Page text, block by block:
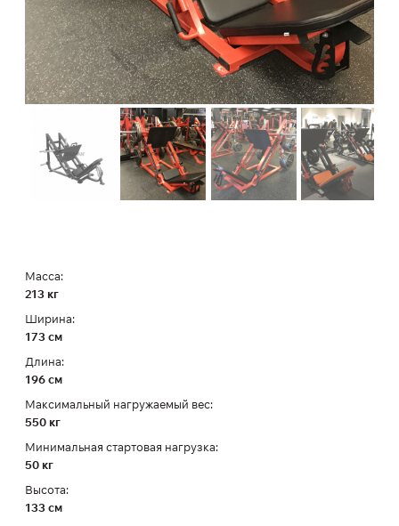
Масса:
213 кг
Ширина:
173 см
Длина:
196 см
Максимальный нагружаемый вес:
550 кг
Минимальная стартовая нагрузка:
50 кг
Высота:
133 см